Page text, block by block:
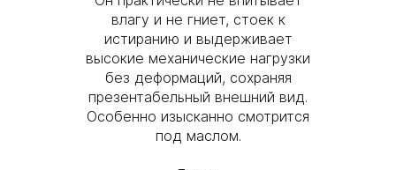
влагу и не гниет, стоек к
истиранию и выдерживает
высокие механические нагрузки
без деформаций, сохраняя
презентабельный внешний вид.
Особенно изысканно смотрится
под маслом.